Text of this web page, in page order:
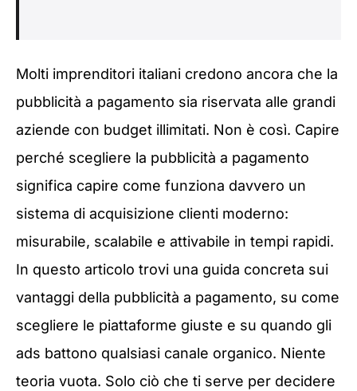
Molti imprenditori italiani credono ancora che la
pubblicità a pagamento sia riservata alle grandi
aziende con budget illimitati. Non è così. Capire
perché scegliere la pubblicità a pagamento
significa capire come funziona davvero un
sistema di acquisizione clienti moderno:
misurabile, scalabile e attivabile in tempi rapidi.
In questo articolo trovi una guida concreta sui
vantaggi della pubblicità a pagamento, su come
scegliere le piattaforme giuste e su quando gli
ads battono qualsiasi canale organico. Niente
teoria vuota. Solo ciò che ti serve per decidere